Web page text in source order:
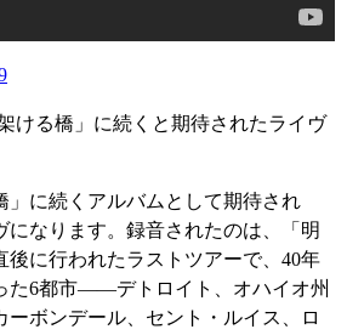
ける橋」に続くと期待されたライヴ
」に続くアルバムとして期待され
になります。録音されたのは、「明
後に行われたラストツアーで、40年
た6都市――デトロイト、オハイオ州
ーボンデール、セント・ルイス、ロ